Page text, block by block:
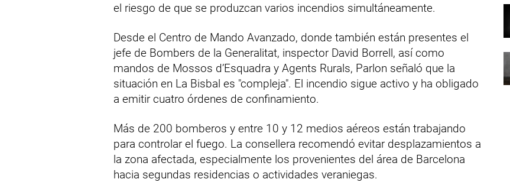
el riesgo de que se produzcan varios incendios simultáneamente.
Desde el Centro de Mando Avanzado, donde también están presentes el
jefe de Bombers de la Generalitat, inspector David Borrell, así como
mandos de Mossos d’Esquadra y Agents Rurals, Parlon señaló que la
situación en La Bisbal es "compleja". El incendio sigue activo y ha obligado
a emitir cuatro órdenes de confinamiento.
Más de 200 bomberos y entre 10 y 12 medios aéreos están trabajando
para controlar el fuego. La consellera recomendó evitar desplazamientos a
la zona afectada, especialmente los provenientes del área de Barcelona
hacia segundas residencias o actividades veraniegas.